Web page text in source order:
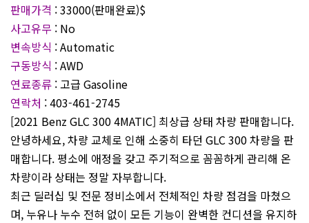
판매가격 : 33000(판매완료)$
사고유무 : No
변속방식 : Automatic
구동방식 : AWD
연료종류 : 고급 Gasoline
연락처 : 403-461-2745
[2021 Benz GLC 300 4MATIC] 최상급 상태 차량 판매합니다.
안녕하세요, 차량 교체로 인해 소중히 타던 GLC 300 차량을 판
매합니다. 평소에 애정을 갖고 주기적으로 꼼꼼하게 관리해 온
차량이라 상태는 정말 자부합니다.
최근 딜러십 및 전문 정비소에서 전체적인 차량 점검을 마쳤으
며, 누유나 누수 전혀 없이 모든 기능이 완벽한 컨디션을 유지하